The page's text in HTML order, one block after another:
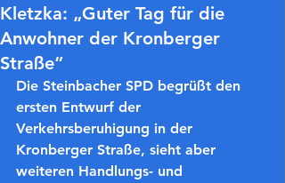
Kletzka: „Guter Tag für die
Anwohner der Kronberger
Straße“
Die Steinbacher SPD begrüßt den
ersten Entwurf der
Verkehrsberuhigung in der
Kronberger Straße, sieht aber
weiteren Handlungs- und